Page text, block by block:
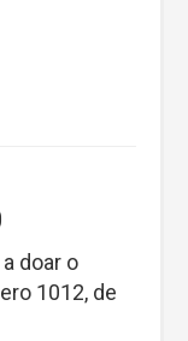
doar o
1012, de